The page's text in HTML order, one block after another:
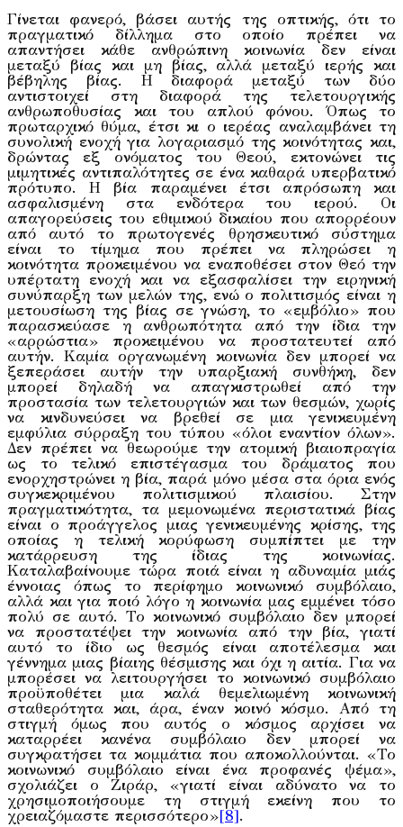
Γίνεται φανερό, βάσει αυτής της οπτικής, ότι το
πραγματικό δίλλημα στο οποίο πρέπει να
απαντήσει κάθε ανθρώπινη κοινωνία δεν είναι
μεταξύ βίας και μη βίας, αλλά μεταξύ ιερής και
βέβηλης βίας. Η διαφορά μεταξύ των δύο
αντιστοιχεί στη διαφορά της τελετουργικής
ανθρωποθυσίας και του απλού φόνου. Όπως το
πρωταρχικό θύμα, έτσι κι ο ιερέας αναλαμβάνει τη
συνολική ενοχή για λογαριασμό της κοινότητας και,
δρώντας εξ ονόματος του Θεού, εκτονώνει τις
μιμητικές αντιπαλότητες σε ένα καθαρά υπερβατικό
πρότυπο. Η βία παραμένει έτσι απρόσωπη και
ασφαλισμένη στα ενδότερα του ιερού. Οι
απαγορεύσεις του εθιμικού δικαίου που απορρέουν
από αυτό το πρωτογενές θρησκευτικό σύστημα
είναι το τίμημα που πρέπει να πληρώσει η
κοινότητα προκειμένου να εναποθέσει στον Θεό την
υπέρτατη ενοχή και να εξασφαλίσει την ειρηνική
συνύπαρξη των μελών της, ενώ ο πολιτισμός είναι η
μετουσίωση της βίας σε γνώση, το «εμβόλιο» που
παρασκεύασε η ανθρωπότητα από την ίδια την
«αρρώστια» προκειμένου να προστατευτεί από
αυτήν. Καμία οργανωμένη κοινωνία δεν μπορεί να
ξεπεράσει αυτήν την υπαρξιακή συνθήκη, δεν
μπορεί δηλαδή να απαγκιστρωθεί από την
προστασία των τελετουργιών και των θεσμών, χωρίς
να κινδυνεύσει να βρεθεί σε μια γενικευμένη
εμφύλια σύρραξη του τύπου «όλοι εναντίον όλων».
Δεν πρέπει να θεωρούμε την ατομική βιαιοπραγία
ως το τελικό επιστέγασμα του δράματος που
ενορχηστρώνει η βία, παρά μόνο μέσα στα όρια ενός
συγκεκριμένου πολιτισμικού πλαισίου. Στην
πραγματικότητα, τα μεμονωμένα περιστατικά βίας
είναι ο προάγγελος μιας γενικευμένης κρίσης, της
οποίας η τελική κορύφωση συμπίπτει με την
κατάρρευση της ίδιας της κοινωνίας.
Καταλαβαίνουμε τώρα ποιά είναι η αδυναμία μιάς
έννοιας όπως το περίφημο κοινωνικό συμβόλαιο,
αλλά και για ποιό λόγο η κοινωνία μας εμμένει τόσο
πολύ σε αυτό. Το κοινωνικό συμβόλαιο δεν μπορεί
να προστατέψει την κοινωνία από την βία, γιατί
αυτό το ίδιο ως θεσμός είναι αποτέλεσμα και
γέννημα μιας βίαιης θέσμισης και όχι η αιτία. Για να
μπορέσει να λειτουργήσει το κοινωνικό συμβόλαιο
προϋποθέτει μια καλά θεμελιωμένη κοινωνική
σταθερότητα και, άρα, έναν κοινό κόσμο. Από τη
στιγμή όμως που αυτός ο κόσμος αρχίσει να
καταρρέει κανένα συμβόλαιο δεν μπορεί να
συγκρατήσει τα κομμάτια που αποκολλούνται. «Το
κοινωνικό συμβόλαιο είναι ένα προφανές ψέμα»,
σχολιάζει ο Ζιράρ, «γιατί είναι αδύνατο να το
χρησιμοποιήσουμε τη στιγμή εκείνη που το
χρειαζόμαστε περισσότερο»[8].